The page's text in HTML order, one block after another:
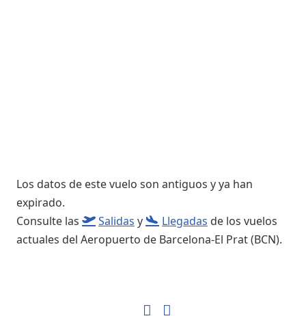
Los datos de este vuelo son antiguos y ya han
expirado.
Consulte las
Salidas y Llegadas de los vuelos
actuales del Aeropuerto de Barcelona-El Prat (BCN).